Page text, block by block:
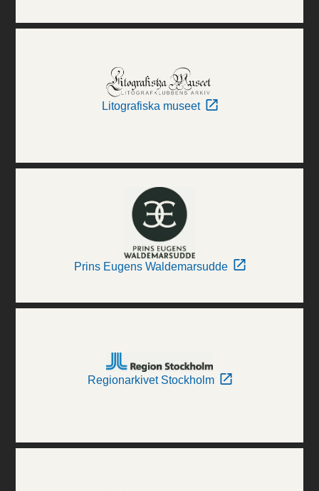
Litografiska museet
Prins Eugens Waldemarsudde
Regionarkivet Stockholm